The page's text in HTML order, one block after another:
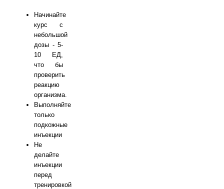
Начинайте
курс с
небольшой
дозы - 5-
10 ЕД,
что бы
проверить
реакцию
организма.
Выполняйте
только
подкожные
инъекции
Не
делайте
инъекции
перед
тренировкой